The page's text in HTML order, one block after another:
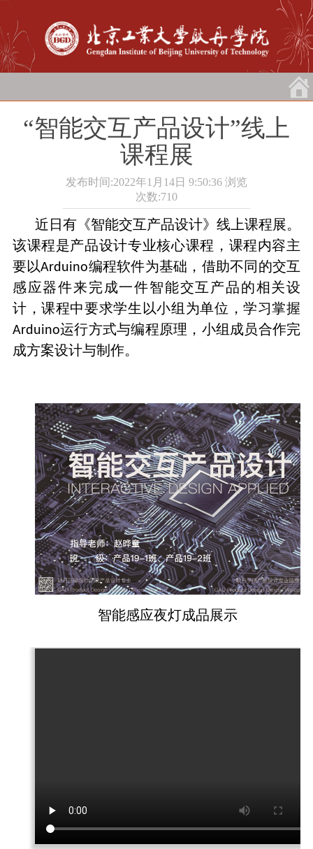
“智能交互产品设计”线上
课程展
发布时间:2022年1月14日 9:50:36 浏览
次数:710
近日有《智能交互产品设计》线上课程展。
该课程是产品设计专业核心课程，课程内容主
要以Arduino编程软件为基础，借助不同的交互
感应器件来完成一件智能交互产品的相关设
计，课程中要求学生以小组为单位，学习掌握
Arduino运行方式与编程原理，小组成员合作完
成方案设计与制作。
智能感应夜灯成品展示